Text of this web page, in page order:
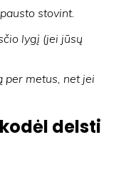
stovint.
lygį (jei jūsų
per metus, net jei
delsti